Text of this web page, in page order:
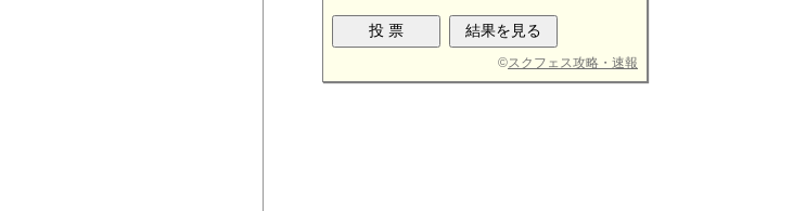
©スクフェス攻略・速報